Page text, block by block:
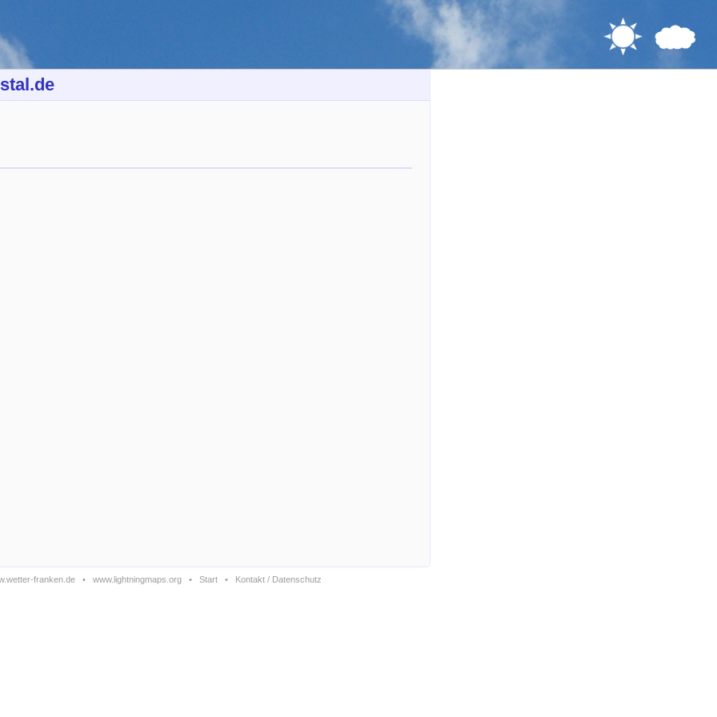
franken.de •www.lightningmaps.org •Start • Kontakt / Datenschutz